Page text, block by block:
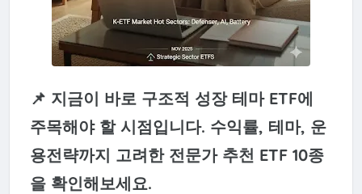
📌 지금이 바로 구조적 성장 테마 ETF에
주목해야 할 시점입니다. 수익률, 테마, 운
용전략까지 고려한 전문가 추천 ETF 10종
을 확인해보세요.